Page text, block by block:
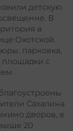
детскую
В
в
Охотской.
парковка,
площадки с
Сахалина
дворов, в
20